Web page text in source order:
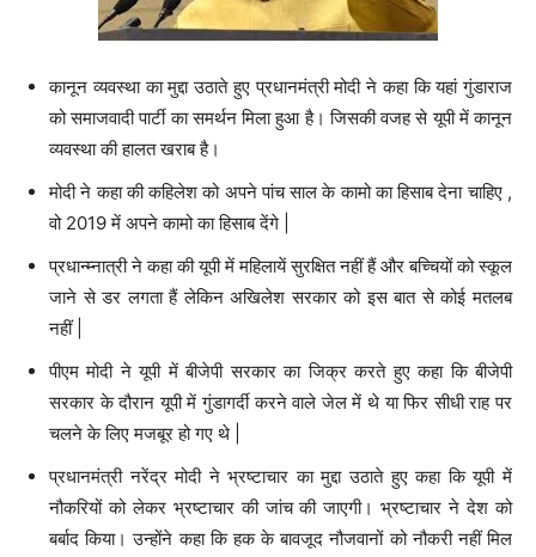
कानून व्यवस्था का मुद्दा उठाते हुए प्रधानमंत्री मोदी ने कहा कि यहां गुंडाराज
को समाजवादी पार्टी का समर्थन मिला हुआ है। जिसकी वजह से यूपी में कानून
व्यवस्था की हालत खराब है।
मोदी ने कहा की कहिलेश को अपने पांच साल के कामो का हिसाब देना चाहिए ,
वो 2019 में अपने कामो का हिसाब देंगे |
प्रधान्म्नात्री ने कहा की यूपी में महिलायें सुरक्षित नहीं हैं और बच्चियों को स्कूल
जाने से डर लगता हैं लेकिन अखिलेश सरकार को इस बात से कोई मतलब
नहीं |
पीएम मोदी ने यूपी में बीजेपी सरकार का जिक्र करते हुए कहा कि बीजेपी
सरकार के दौरान यूपी में गुंडागर्दी करने वाले जेल में थे या फिर सीधी राह पर
चलने के लिए मजबूर हो गए थे |
प्रधानमंत्री नरेंद्र मोदी ने भ्रष्टाचार का मुद्दा उठाते हुए कहा कि यूपी में
नौकरियों को लेकर भ्रष्टाचार की जांच की जाएगी। भ्रष्टाचार ने देश को
बर्बाद किया। उन्होंने कहा कि हक के बावजूद नौजवानों को नौकरी नहीं मिल